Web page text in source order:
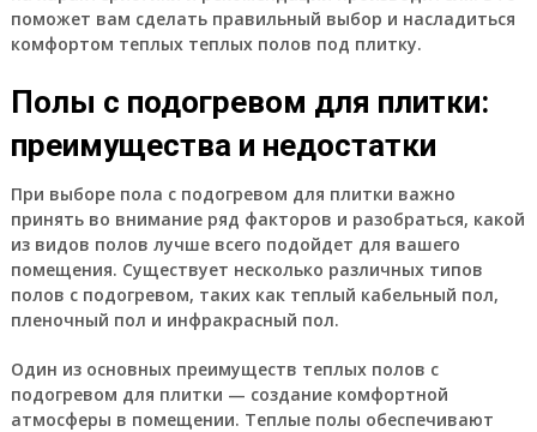
поможет вам сделать правильный выбор и насладиться
комфортом теплых теплых полов под плитку.
Полы с подогревом для плитки:
преимущества и недостатки
При выборе пола с подогревом для плитки важно
принять во внимание ряд факторов и разобраться, какой
из видов полов лучше всего подойдет для вашего
помещения. Существует несколько различных типов
полов с подогревом, таких как теплый кабельный пол,
пленочный пол и инфракрасный пол.
Один из основных преимуществ теплых полов с
подогревом для плитки — создание комфортной
атмосферы в помещении. Теплые полы обеспечивают